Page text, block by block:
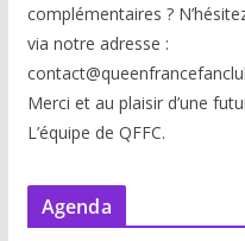
complémentaires ?
via notre adresse :
Merci et au plaisir d’une
L’équipe de QFFC.
Agenda